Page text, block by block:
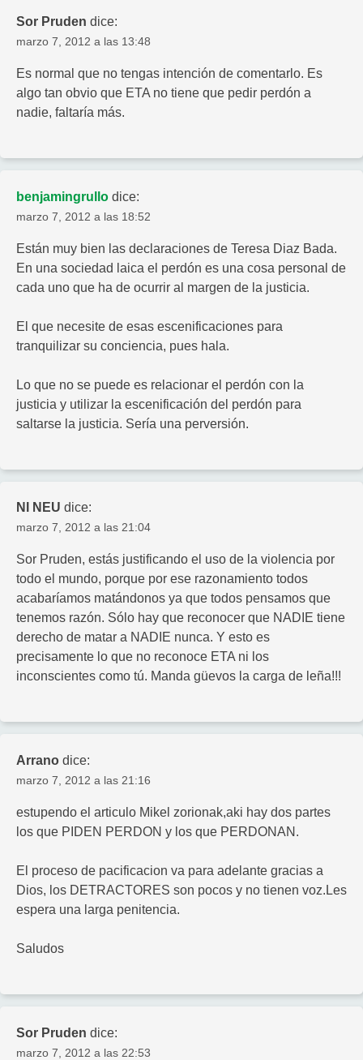
Sor Pruden dice:
marzo 7, 2012 a las 13:48
Es normal que no tengas intención de comentarlo. Es
algo tan obvio que ETA no tiene que pedir perdón a
nadie, faltaría más.
benjamingrullo dice:
marzo 7, 2012 a las 18:52
Están muy bien las declaraciones de Teresa Diaz Bada.
En una sociedad laica el perdón es una cosa personal de
cada uno que ha de ocurrir al margen de la justicia.
El que necesite de esas escenificaciones para
tranquilizar su conciencia, pues hala.
Lo que no se puede es relacionar el perdón con la
justicia y utilizar la escenificación del perdón para
saltarse la justicia. Sería una perversión.
NI NEU dice:
marzo 7, 2012 a las 21:04
Sor Pruden, estás justificando el uso de la violencia por
todo el mundo, porque por ese razonamiento todos
acabaríamos matándonos ya que todos pensamos que
tenemos razón. Sólo hay que reconocer que NADIE tiene
derecho de matar a NADIE nunca. Y esto es
precisamente lo que no reconoce ETA ni los
inconscientes como tú. Manda güevos la carga de leña!!!
Arrano dice:
marzo 7, 2012 a las 21:16
estupendo el articulo Mikel zorionak,aki hay dos partes
los que PIDEN PERDON y los que PERDONAN.
El proceso de pacificacion va para adelante gracias a
Dios, los DETRACTORES son pocos y no tienen voz.Les
espera una larga penitencia.
Saludos
Sor Pruden dice:
marzo 7, 2012 a las 22:53